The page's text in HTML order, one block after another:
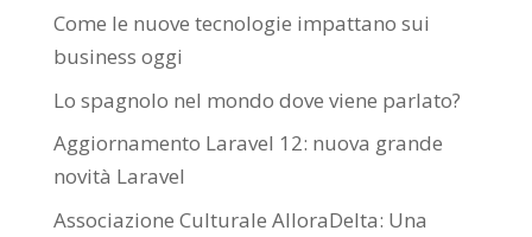
Come le nuove tecnologie impattano sui
business oggi
Lo spagnolo nel mondo dove viene parlato?
Aggiornamento Laravel 12: nuova grande
novità Laravel
Associazione Culturale AlloraDelta: Una